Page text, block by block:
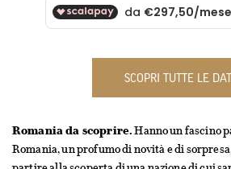
SCOPRI TUTTE LE
Romania da scoprire.Hanno un fascino
Romania, un profumo di novità e di